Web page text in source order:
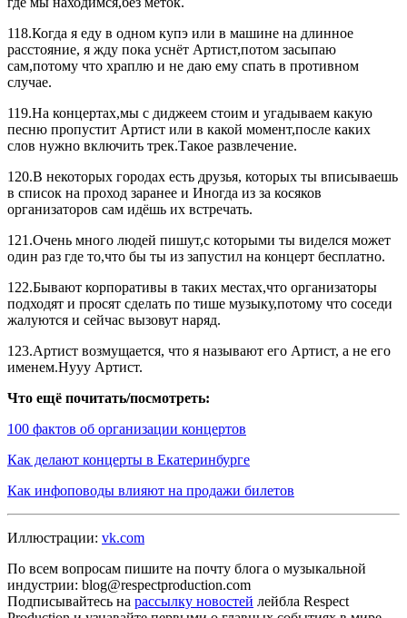
118.Когда я еду в одном купэ или в машине на длинное
расстояние, я жду пока уснёт Артист,потом засыпаю
сам,потому что храплю и не даю ему спать в противном
случае.
119.На концертах,мы с диджеем стоим и угадываем какую
песню пропустит Артист или в какой момент,после каких
слов нужно включить трек.Такое развлечение.
120.В некоторых городах есть друзья, которых ты вписываешь
в список на проход заранее и Иногда из за косяков
организаторов сам идёшь их встречать.
121.Очень много людей пишут,с которыми ты виделся может
один раз где то,что бы ты из запустил на концерт бесплатно.
122.Бывают корпоративы в таких местах,что организаторы
подходят и просят сделать по тише музыку,потому что соседи
жалуются и сейчас вызовут наряд.
123.Артист возмущается, что я называют его Артист, а не его
именем.Нууу Артист.
Что ещё почитать/посмотреть:
100 фактов об организации концертов
Как делают концерты в Екатеринбурге
Как инфоповоды влияют на продажи билетов
Иллюстрации: vk.com
По всем вопросам пишите на почту блога о музыкальной
индустрии: blog@respectproduction.com
Подписывайтесь на рассылку новостей лейбла Respect